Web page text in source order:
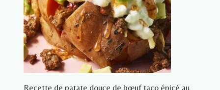
Recette de patate douce de bœuf taco épicé au